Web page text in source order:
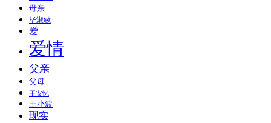
母亲
毕淑敏
爱
爱情
父亲
父母
王安忆
王小波
现实